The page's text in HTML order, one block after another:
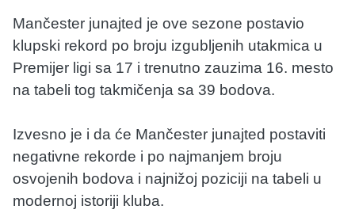
Mančester junajted je ove sezone postavio
klupski rekord po broju izgubljenih utakmica u
Premijer ligi sa 17 i trenutno zauzima 16. mesto
na tabeli tog takmičenja sa 39 bodova.
Izvesno je i da će Mančester junajted postaviti
negativne rekorde i po najmanjem broju
osvojenih bodova i najnižoj poziciji na tabeli u
modernoj istoriji kluba.